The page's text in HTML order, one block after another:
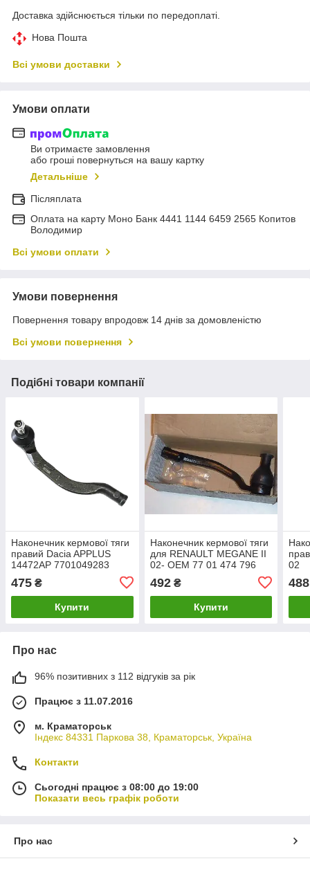
Доставка здійснюється тільки по передоплаті.
Нова Пошта
Всі умови доставки
Умови оплати
Ви отримаєте замовлення
або гроші повернуться на вашу картку
Детальніше
Післяплата
Оплата на карту Моно Банк 4441 1144 6459 2565 Копитов
Володимир
Всі умови оплати
Умови повернення
Повернення товару впродовж 14 днів за домовленістю
Всі умови повернення
Подібні товари компанії
Наконечник кермової тяги
правий Dacia APPLUS
14472AP 7701049283
475 ₴
Купити
Наконечник кермової тяги
для RENAULT MEGANE II
02- OEM 77 01 474 796
492₴
Купити
02
488
Про нас
96% позитивних з 112 відгуків за рік
Працює з 11.07.2016
м. Краматорськ
Індекс 84331 Паркова 38, Краматорськ, Україна
Контакти
Сьогодні працює з 08:00 до 19:00
Показати весь графік роботи
Про нас